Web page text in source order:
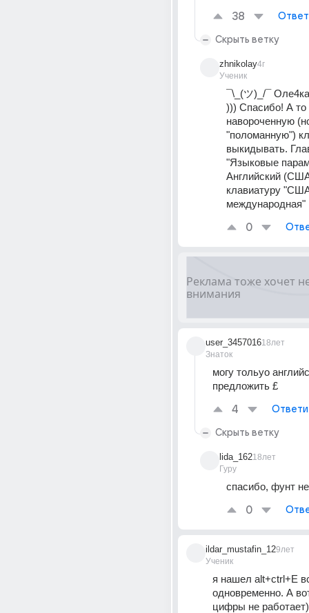
38
Скрыть ветку
zhnikolay
Ученик
4г
¯\_(ツ)_/¯
))) Спасибо! А то
навороченную
"поломанную")
выкидывать.
"Языковые
Английский
клавиатуру
международная"
0
user_3457016
Знаток
18лет
могу тольуо
предложить £
4
Скрыть ветку
lida_162
Гуру
18лет
спасибо, фунт
0
ildar_mustafin_12
Ученик
9лет
я нашел alt+ctrl+E
одновременно. А
цифры не